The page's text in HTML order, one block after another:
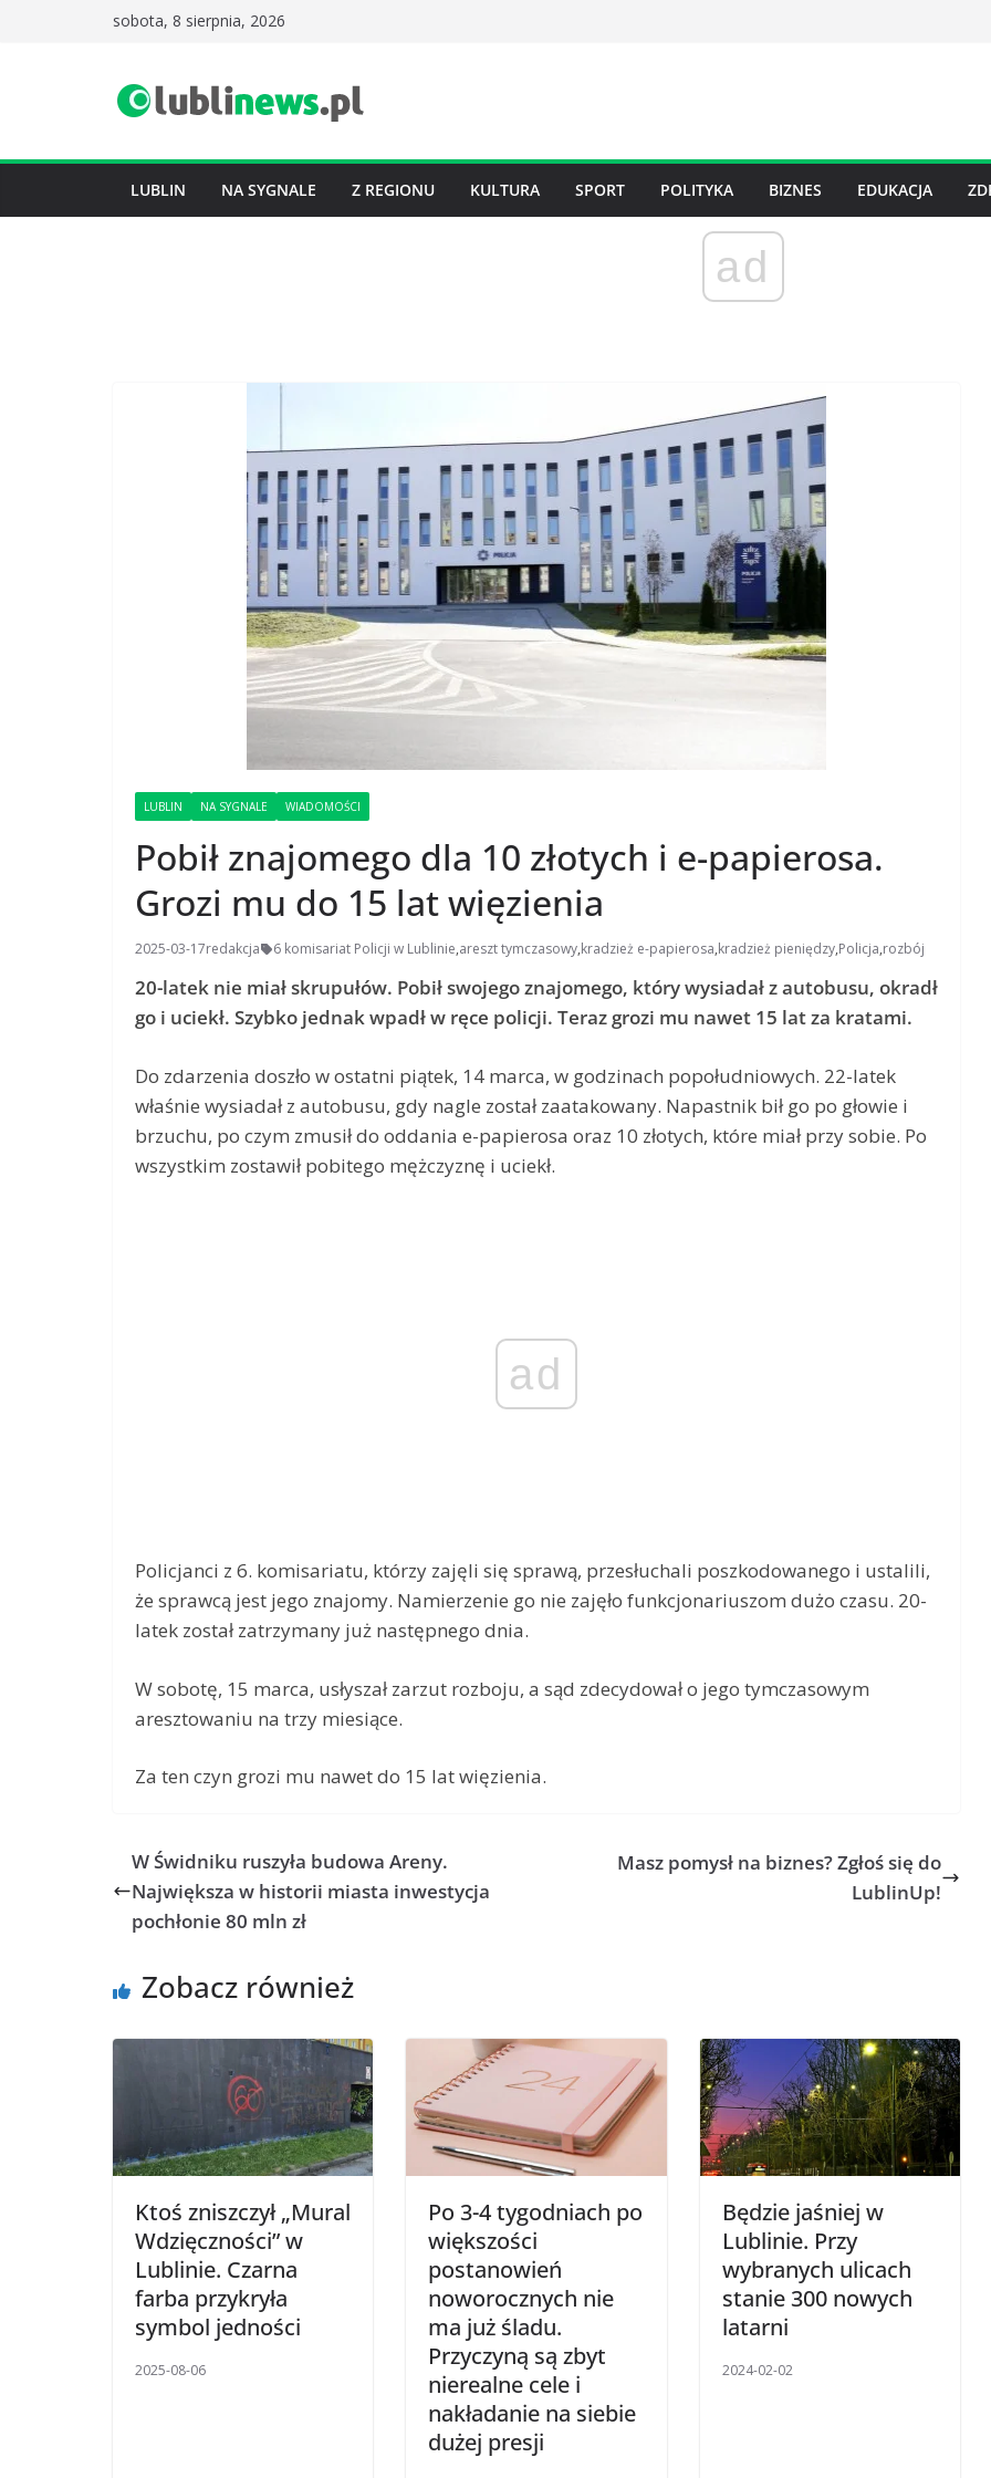
sobota, 8 sierpnia, 2026
LUBLIN NA SYGNALE Z REGIONU KULTURA SPORT POLITYKA BIZNES EDUKACJA
ad
LUBLIN NA SYGNALE WIADOMOŚCI
Pobił znajomego dla 10 złotych i e-papierosa.
Grozi mu do 15 lat więzienia
2025-03-17redakcja 6 komisariat Policji w Lublinie,areszt tymczasowy,kradzież e-papierosa,kradzież pieniędzy,Policja,rozbój
20-latek nie miał skrupułów. Pobił swojego znajomego, który wysiadał z autobusu, okradł
go i uciekł. Szybko jednak wpadł w ręce policji. Teraz grozi mu nawet 15 lat za kratami.
Do zdarzenia doszło w ostatni piątek, 14 marca, w godzinach popołudniowych. 22-latek
właśnie wysiadał z autobusu, gdy nagle został zaatakowany. Napastnik bił go po głowie i
brzuchu, po czym zmusił do oddania e-papierosa oraz 10 złotych, które miał przy sobie. Po
wszystkim zostawił pobitego mężczyznę i uciekł.
ad
Policjanci z 6. komisariatu, którzy zajęli się sprawą, przesłuchali poszkodowanego i ustalili,
że sprawcą jest jego znajomy. Namierzenie go nie zajęło funkcjonariuszom dużo czasu. 20-
latek został zatrzymany już następnego dnia.
W sobotę, 15 marca, usłyszał zarzut rozboju, a sąd zdecydował o jego tymczasowym
aresztowaniu na trzy miesiące.
Za ten czyn grozi mu nawet do 15 lat więzienia.
W Świdniku ruszyła budowa Areny.
Największa w historii miasta inwestycja
pochłonie 80 mln zł
Masz pomysł na biznes? Zgłoś się do
LublinUp!
Zobacz również
Ktoś zniszczył „Mural
Wdzięczności” w
Lublinie. Czarna
farba przykryła
symbol jedności
2025-08-06
Po 3-4 tygodniach po
większości
postanowień
noworocznych nie
ma już śladu.
Przyczyną są zbyt
nierealne cele i
nakładanie na siebie
dużej presji
Będzie jaśniej w
Lublinie. Przy
wybranych ulicach
stanie 300 nowych
latarni
2024-02-02